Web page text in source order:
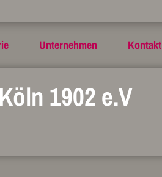
Unternehmen Kontakt
1902 e.V